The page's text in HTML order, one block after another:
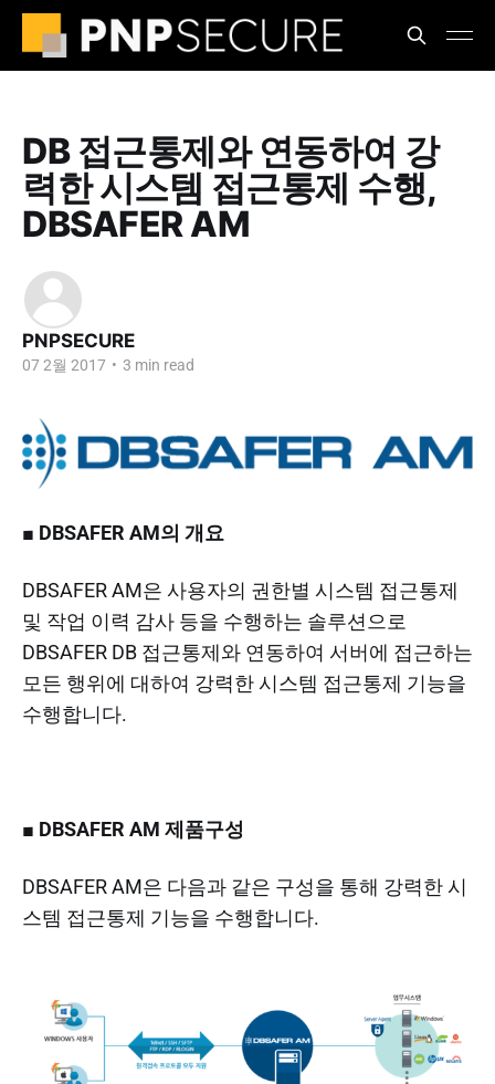
DB 접근통제와 연동하여 강
력한 시스템 접근통제 수행,
DBSAFER AM
PNPSECURE
07 2월 2017 • 3 min read
■ DBSAFER AM의 개요
DBSAFER AM은 사용자의 권한별 시스템 접근통제
및 작업 이력 감사 등을 수행하는 솔루션으로
DBSAFER DB 접근통제와 연동하여 서버에 접근하는
모든 행위에 대하여 강력한 시스템 접근통제 기능을
수행합니다.
■ DBSAFER AM 제품구성
DBSAFER AM은 다음과 같은 구성을 통해 강력한 시
스템 접근통제 기능을 수행합니다.